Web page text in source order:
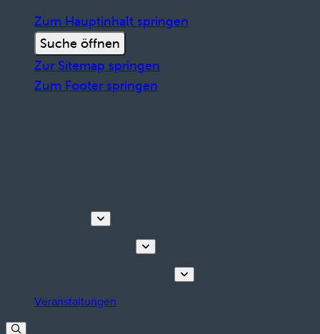
Zum Hauptinhalt springen
Suche öffnen
Zur Sitemap springen
Zum Footer springen
Veranstaltungen